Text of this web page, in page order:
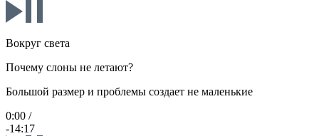
Вокруг света
Почему слоны не летают?
Большой размер и проблемы создает не маленькие
0:00 /
-14:17